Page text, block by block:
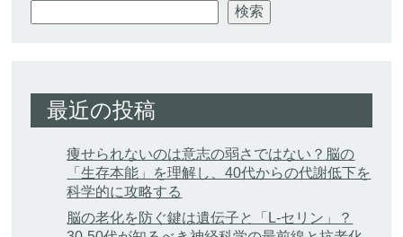
検索
最近の投稿
痩せられないのは意志の弱さではない？脳の
「生存本能」を理解し、40代からの代謝低下を
科学的に攻略する
脳の老化を防ぐ鍵は遺伝子と「L-セリン」？